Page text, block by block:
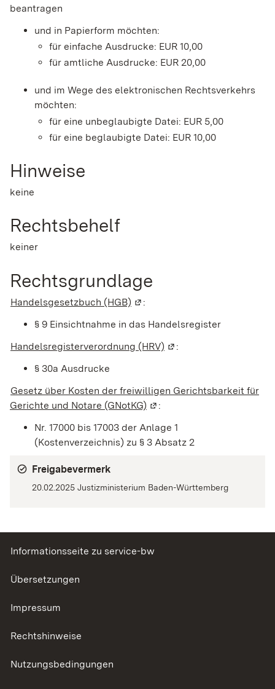
beantragen
und in Papierform möchten:
für einfache Ausdrucke: EUR 10,00
für amtliche Ausdrucke: EUR 20,00
und im Wege des elektronischen Rechtsverkehrs
möchten:
für eine unbeglaubigte Datei: EUR 5,00
für eine beglaubigte Datei: EUR 10,00
Hinweise
keine
Rechtsbehelf
keiner
Rechtsgrundlage
Handelsgesetzbuch (HGB) (Wird in einem neuen Fenster
:
§ 9 Einsichtnahme in das Handelsregister
Handelsregisterverordnung (HRV) (Wird in einem neuen
:
§ 30a Ausdrucke
Gesetz über Kosten der freiwilligen Gerichtsbarkeit für
Gerichte und Notare (GNotKG) (Wird in einem neuen
:
Nr. 17000 bis 17003 der Anlage 1
(Kostenverzeichnis) zu § 3 Absatz 2
Freigabevermerk
20.02.2025 Justizministerium Baden-Württemberg
Informationsseite zu service-bw
Übersetzungen
Impressum
Rechtshinweise
Nutzungsbedingungen